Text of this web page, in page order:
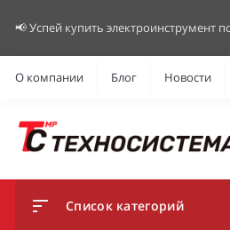
📢 Успей купить электроинструмент
О компании Блог Новости
Список категорий